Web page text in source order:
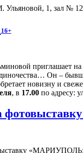
Ульяновой, 1, зал № 12
16+
приглашает
Он –
новизну и
, в 17.00 по адресу: